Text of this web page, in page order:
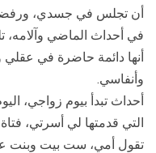
أن تجلس في جسدي،
في أحداث الماضي وآلامه،
أنها دائمة حاضرة في عقلي
وأنفاسي.
أحداث تبدأ بيوم زواجي،
التي قدمتها لي أسرتي،
تقول أمي، ست بيت وبنت